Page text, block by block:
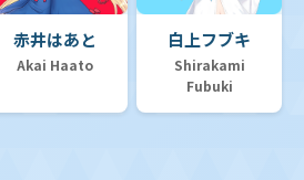
赤井はあと
Akai Haato
白上フブキ
Shirakami
Fubuki